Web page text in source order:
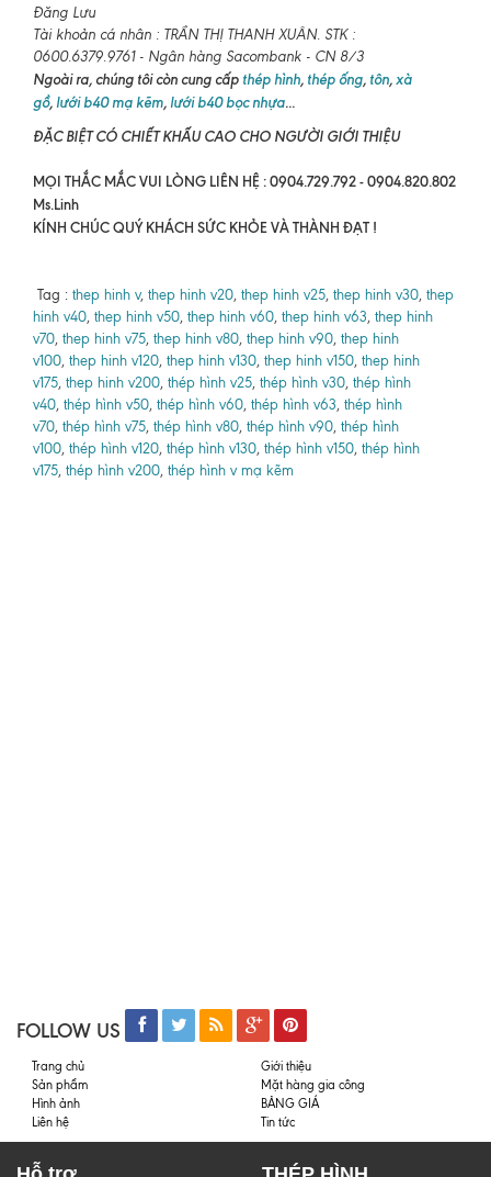
Đăng Lưu
Tài khoản cá nhân : TRẦN THỊ THANH XUÂN. STK :
0600.6379.9761 - Ngân hàng Sacombank - CN 8/3
Ngoài ra, chúng tôi còn cung cấp thép hình, thép ống, tôn, xà
gồ, lưới b40 mạ kẽm, lưới b40 bọc nhựa...
ĐẶC BIỆT CÓ CHIẾT KHẤU CAO CHO NGƯỜI GIỚI THIỆU
MỌI THẮC MẮC VUI LÒNG LIÊN HỆ : 0904.729.792 - 0904.820.802
Ms.Linh
KÍNH CHÚC QUÝ KHÁCH SỨC KHỎE VÀ THÀNH ĐẠT !
Tag : thep hinh v, thep hinh v20, thep hinh v25, thep hinh v30, thep
hinh v40, thep hinh v50, thep hinh v60, thep hinh v63, thep hinh
v70, thep hinh v75, thep hinh v80, thep hinh v90, thep hinh
v100, thep hinh v120, thep hinh v130, thep hinh v150, thep hinh
v175, thep hinh v200, thép hình v25, thép hình v30, thép hình
v40, thép hình v50, thép hình v60, thép hình v63, thép hình
v70, thép hình v75, thép hình v80, thép hình v90, thép hình
v100, thép hình v120, thép hình v130, thép hình v150, thép hình
v175, thép hình v200, thép hình v mạ kẽm
FOLLOW US
Trang chủ
Giới thiệu
Sản phẩm
Mặt hàng gia công
Hình ảnh
BẢNG GIÁ
Liên hệ
Tin tức